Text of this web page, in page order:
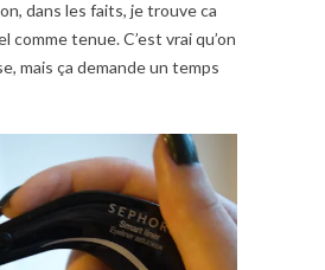
dans les faits, je trouve ca
comme tenue. C’est vrai qu’on
mais ça demande un temps